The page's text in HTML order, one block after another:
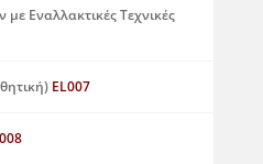
Εναλλακτικές Τεχνικές
EL007